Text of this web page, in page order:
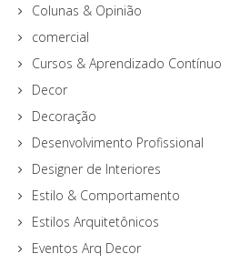
Colunas & Opinião
comercial
Cursos & Aprendizado Contínuo
Decor
Decoração
Desenvolvimento Profissional
Designer de Interiores
Estilo & Comportamento
Estilos Arquitetônicos
Eventos Arq Decor